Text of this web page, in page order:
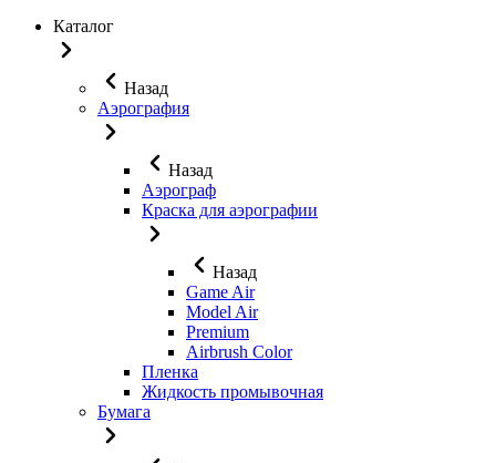
Каталог
Назад
Аэрография
Назад
Аэрограф
Краска для аэрографии
Назад
Game Air
Model Air
Premium
Airbrush Color
Пленка
Жидкость промывочная
Бумага